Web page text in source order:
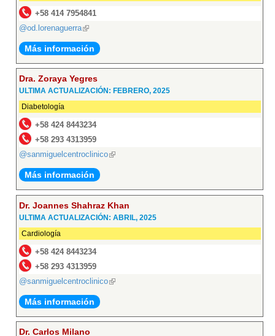
+58 414 7954841
@od.lorenaguerra(link
is
external)
Más información
Dra. Zoraya Yegres
ULTIMA ACTUALIZACIÓN: FEBRERO, 2025
Diabetología
+58 424 8443234
+58 293 4313959
@sanmiguelcentroclinico(link
Más información
Dr. Joannes Shahraz Khan
ULTIMA ACTUALIZACIÓN: ABRIL, 2025
Cardiología
+58 424 8443234
+58 293 4313959
@sanmiguelcentroclinico(link
Más información
Dr. Carlos Milano